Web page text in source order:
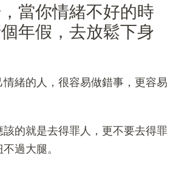
當你情緒不好的時
年假，去放鬆下身
緒的人，很容易做錯事，更容易
的就是去得罪人，更不要去得罪
過大腿。